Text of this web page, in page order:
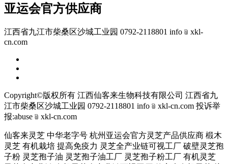
亚运会官方供应商
江西省九江市柴桑区沙城工业园 0792-2118801 info﹫xkl-
cn.com
Copyright©版权所有 江西仙客来生物科技有限公司 江西省九
江市柴桑区沙城工业园 0792-2118801 info﹫xkl-cn.com 投诉举
报:abuse﹫xkl-cn.com
仙客来灵芝 中华老字号 杭州亚运会官方灵芝产品供应商 椴木
灵芝 有机栽培 提高免疫力 灵芝全产业链可视工厂 破壁灵芝孢
子粉 灵芝孢子油 灵芝孢子油工厂 灵芝孢子粉工厂 有机灵芝